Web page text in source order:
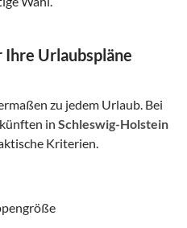
Ihre Urlaubspläne
zu jedem Urlaub. Bei
in Schleswig-Holstein
Kriterien.